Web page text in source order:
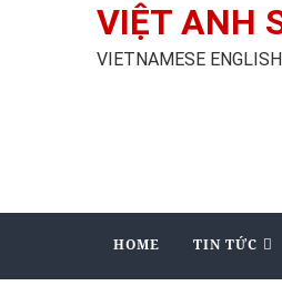
VIỆT ANH
VIETNAMESE
HOME TIN TỨC